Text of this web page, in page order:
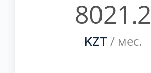
8021.2
KZT / мес.